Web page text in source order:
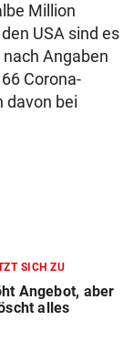
Million
USA sind es
Angaben
Corona-
davon bei
SICH ZU
Angebot, aber
alles